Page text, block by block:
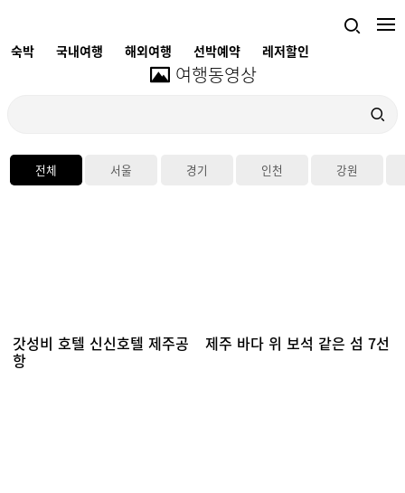
숙박 국내여행 해외여행 선박예약 레저할인
여행동영상
전체 서울 경기 인천 강원
갓성비 호텔 신신호텔 제주공
항
제주 바다 위 보석 같은 섬 7선